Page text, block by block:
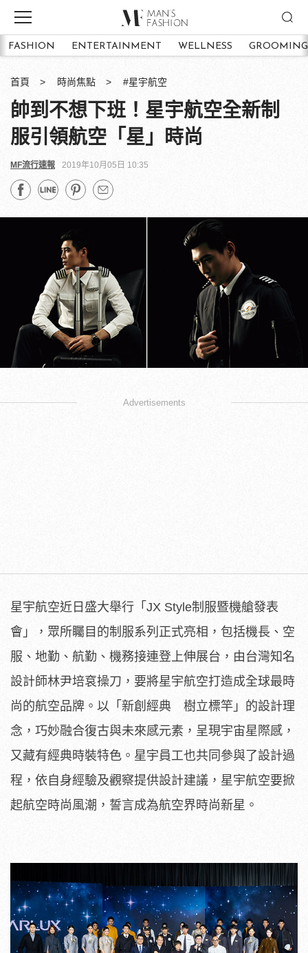
FASHION ENTERTAINMENT WELLNESS GROOMING
首頁 時尚焦點 #星宇航空
帥到不想下班！星宇航空全新制
服引領航空「星」時尚
MF流行速報 2019年10月05日 10:35
Advertisements
星宇航空近日盛大舉行「JX Style制服暨機艙發表
會」，眾所矚目的制服系列正式亮相，包括機長、空
服、地勤、航勤、機務接連登上伸展台，由台灣知名
設計師林尹培袞操刀，要將星宇航空打造成全球最時
尚的航空品牌。以「新創經典 樹立標竿」的設計理
念，巧妙融合復古與未來感元素，呈現宇宙星際感，
又藏有經典時裝特色。星宇員工也共同參與了設計過
程，依自身經驗及觀察提供設計建議，星宇航空要掀
起航空時尚風潮，誓言成為航空界時尚新星。